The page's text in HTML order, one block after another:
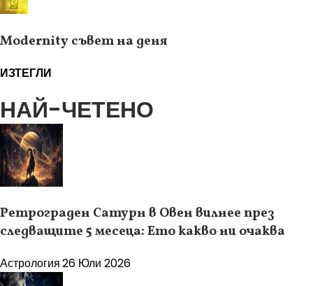
Modernity съвет на деня
ИЗТЕГЛИ
НАЙ-ЧЕТЕНО
Ретрограден Сатурн в Овен вилнее през
следващите 5 месеца: Ето какво ни очаква
Астрология26 Юли 2026